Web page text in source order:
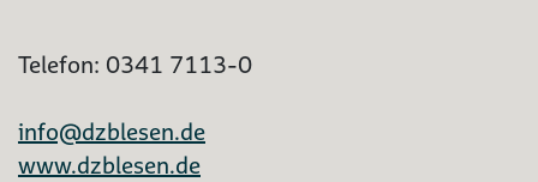
Telefon: 0341 7113-0
info@dzblesen.de
www.dzblesen.de